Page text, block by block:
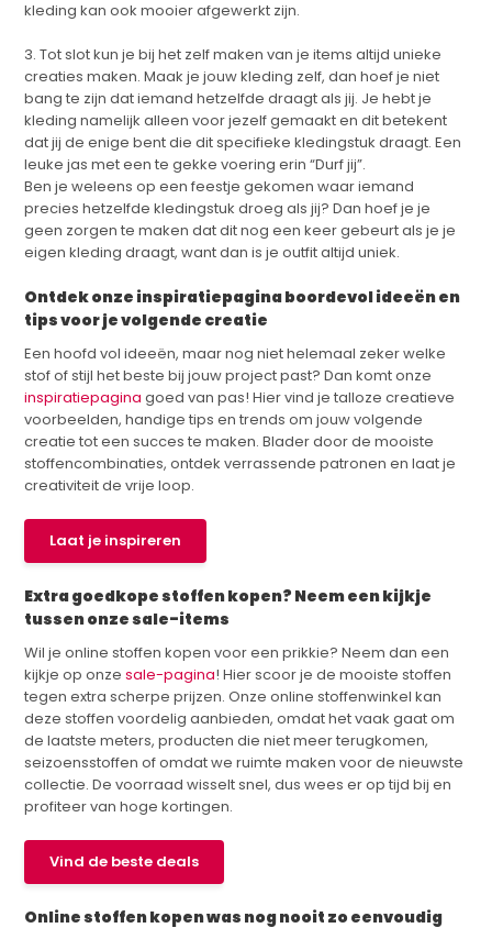
kleding kan ook mooier afgewerkt zijn.
3. Tot slot kun je bij het zelf maken van je items altijd unieke
creaties maken. Maak je jouw kleding zelf, dan hoef je niet
bang te zijn dat iemand hetzelfde draagt als jij. Je hebt je
kleding namelijk alleen voor jezelf gemaakt en dit betekent
dat jij de enige bent die dit specifieke kledingstuk draagt. Een
leuke jas met een te gekke voering erin “Durf jij”.
Ben je weleens op een feestje gekomen waar iemand
precies hetzelfde kledingstuk droeg als jij? Dan hoef je je
geen zorgen te maken dat dit nog een keer gebeurt als je je
eigen kleding draagt, want dan is je outfit altijd uniek.
Ontdek onze inspiratiepagina boordevol ideeën en
tips voor je volgende creatie
Een hoofd vol ideeën, maar nog niet helemaal zeker welke
stof of stijl het beste bij jouw project past? Dan komt onze
inspiratiepagina goed van pas! Hier vind je talloze creatieve
voorbeelden, handige tips en trends om jouw volgende
creatie tot een succes te maken. Blader door de mooiste
stoffencombinaties, ontdek verrassende patronen en laat je
creativiteit de vrije loop.
Laat je inspireren
Extra goedkope stoffen kopen? Neem een kijkje
tussen onze sale-items
Wil je online stoffen kopen voor een prikkie? Neem dan een
kijkje op onzesale-pagina! Hier scoor je de mooiste stoffen
tegen extra scherpe prijzen. Onze online stoffenwinkel kan
deze stoffen voordelig aanbieden, omdat het vaak gaat om
de laatste meters, producten die niet meer terugkomen,
seizoensstoffen of omdat we ruimte maken voor de nieuwste
collectie. De voorraad wisselt snel, dus wees er op tijd bij en
profiteer van hoge kortingen.
Vind de beste deals
Online stoffen kopen was nog nooit zo eenvoudig